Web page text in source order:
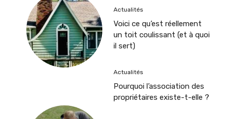
Actualités
Voici ce qu’est réellement
un toit coulissant (et à quoi
il sert)
Actualités
Pourquoi l’association des
propriétaires existe-t-elle ?